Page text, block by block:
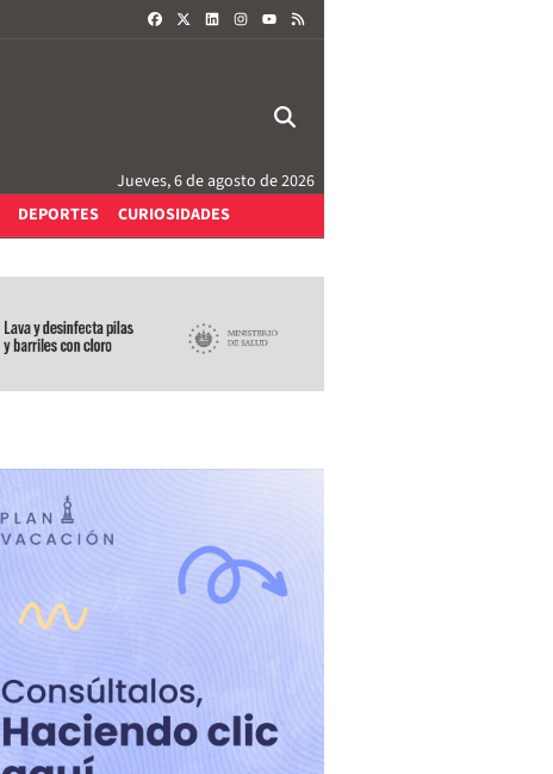
FACEBOOKLINKEDININSTAGRAM
Jueves, 6 de agosto de 2026
DEPORTES CURIOSIDADES